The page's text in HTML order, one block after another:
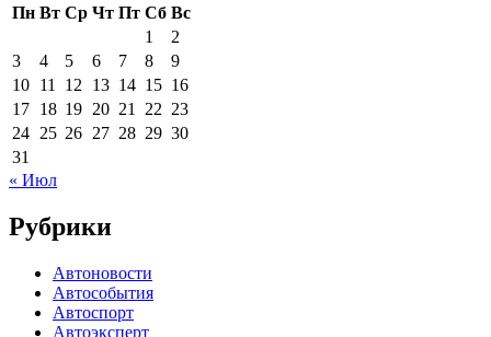
Пн Вт Ср Чт Пт Сб Вс
1
2
3
4 5 6 7 8
9
10 11 12 13 14 15 16
17 18 19 20 21 22 23
24 25 26 27 28 29 30
31
« Июл
Рубрики
Автоновости
Автособытия
Автоспорт
Автоэксперт